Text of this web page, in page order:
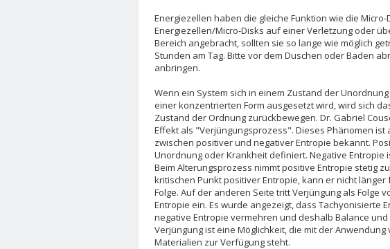
Energiezellen haben die gleiche Funktion wie die
Energiezellen/Micro-Disks auf einer Verletzung oder
Bereich angebracht, sollten sie so lange wie möglich
Stunden am Tag. Bitte vor dem Duschen oder Baden
anbringen.
Wenn ein System sich in einem Zustand der
einer konzentrierten Form ausgesetzt wird, wird sich
Zustand der Ordnung zurückbewegen. Dr. Gabriel
Effekt als "Verjüngungsprozess". Dieses Phänomen ist
zwischen positiver und negativer Entropie bekannt.
Unordnung oder Krankheit definiert. Negative Entropie
Beim Alterungsprozess nimmt positive Entropie stetig
kritischen Punkt positiver Entropie, kann er nicht
Folge. Auf der anderen Seite tritt Verjüngung als Folge
Entropie ein. Es wurde angezeigt, dass Tachyonisierte
negative Entropie vermehren und deshalb Balance
Verjüngung ist eine Möglichkeit, die mit der
Materialien zur Verfügung steht.